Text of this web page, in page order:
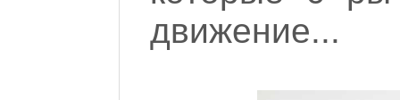
движение...